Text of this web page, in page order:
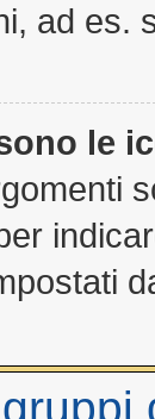
ad es.
le